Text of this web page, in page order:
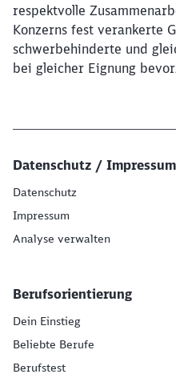
respektvolle
Konzerns fest verankerte
schwerbehinderte und
bei gleicher Eignung
Datenschutz / Impressum
Datenschutz
Impressum
Analyse verwalten
Berufsorientierung
Dein Einstieg
Beliebte Berufe
Berufstest